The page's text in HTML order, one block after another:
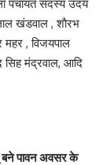
पंचायत सदस्य उदय
खंडवाल , शाैरभ
महर , विजयपाल
मंद्रवाल, आदि
बने पावन अवसर के